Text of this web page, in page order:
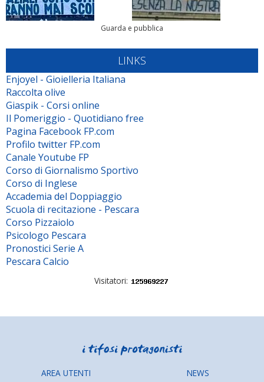
Guarda e pubblica
LINKS
Enjoyel - Gioielleria Italiana
Raccolta olive
Giaspik - Corsi online
Il Pomeriggio - Quotidiano free
Pagina Facebook FP.com
Profilo twitter FP.com
Canale Youtube FP
Corso di Giornalismo Sportivo
Corso di Inglese
Accademia del Doppiaggio
Scuola di recitazione - Pescara
Corso Pizzaiolo
Psicologo Pescara
Pronostici Serie A
Pescara Calcio
Visitatori:
AREA UTENTI
NEWS